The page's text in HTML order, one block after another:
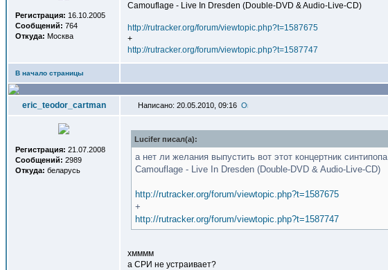
Регистрация: 16.10.2005
Сообщений: 764
Откуда: Москва
Camouflage - Live In Dresden (Double-DVD & Audio-Live-CD)
http://rutracker.org/forum/viewtopic.php?t=1587675
+
http://rutracker.org/forum/viewtopic.php?t=1587747
В начало страницы
eric_teodor_cartman Написано: 20.05.2010, 09:16
Регистрация: 21.07.2008
Сообщений: 2989
Откуда: беларусь
Lucifer писал(a):
а нет ли желания выпустить вот этот концертник синтипопа
Camouflage - Live In Dresden (Double-DVD & Audio-Live-CD)
http://rutracker.org/forum/viewtopic.php?t=1587675
+
http://rutracker.org/forum/viewtopic.php?t=1587747
хмммм
а СРИ не устраивает?